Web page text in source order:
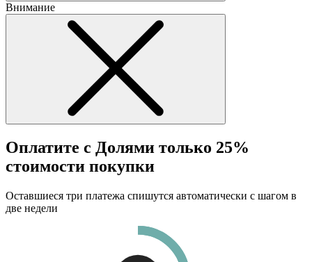
Внимание
Оплатите с Долями только 25%
стоимости покупки
Оставшиеся три платежа спишутся автоматически с шагом в
две недели